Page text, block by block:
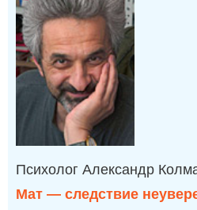
Психолог Александр
Мат — следствие